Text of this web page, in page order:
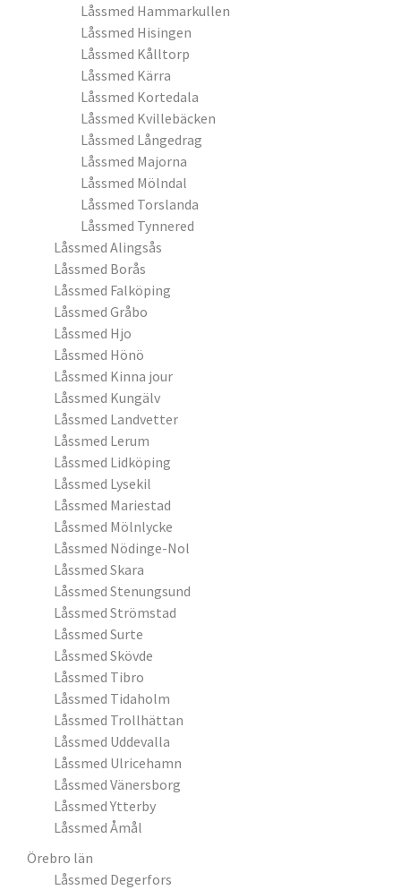
Låssmed Hammarkullen
Låssmed Hisingen
Låssmed Kålltorp
Låssmed Kärra
Låssmed Kortedala
Låssmed Kvillebäcken
Låssmed Långedrag
Låssmed Majorna
Låssmed Mölndal
Låssmed Torslanda
Låssmed Tynnered
Låssmed Alingsås
Låssmed Borås
Låssmed Falköping
Låssmed Gråbo
Låssmed Hjo
Låssmed Hönö
Låssmed Kinna jour
Låssmed Kungälv
Låssmed Landvetter
Låssmed Lerum
Låssmed Lidköping
Låssmed Lysekil
Låssmed Mariestad
Låssmed Mölnlycke
Låssmed Nödinge-Nol
Låssmed Skara
Låssmed Stenungsund
Låssmed Strömstad
Låssmed Surte
Låssmed Skövde
Låssmed Tibro
Låssmed Tidaholm
Låssmed Trollhättan
Låssmed Uddevalla
Låssmed Ulricehamn
Låssmed Vänersborg
Låssmed Ytterby
Låssmed Åmål
Örebro län
Låssmed Degerfors